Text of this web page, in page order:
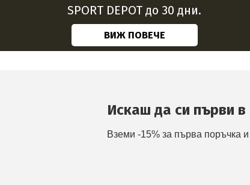
SPORT DEPOT до 30 дни.
ВИЖ ПОВЕЧЕ
Искаш да си първи в
Вземи -15% за първа поръчка